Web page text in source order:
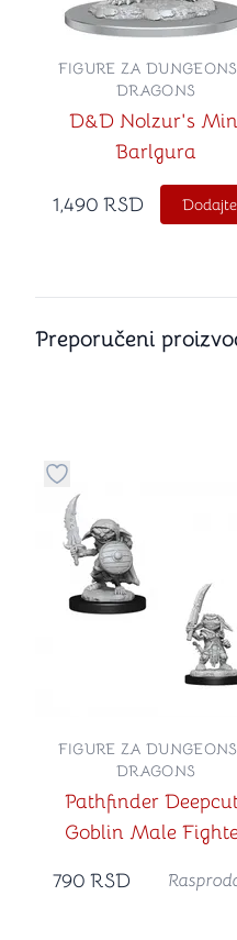
D&D Nolzur's
Barlgura
FIGURE ZA
DRAGONS
1,490 RSD Dodajte
Preporučeni
Dugme za dodavanje
Pathfinder
Goblin Male
FIGURE ZA
DRAGONS
790 RSD